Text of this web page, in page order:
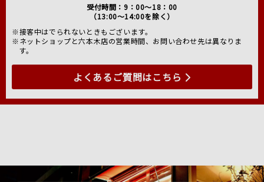
受付時間：9：00～18：00
（13:00～14:00を除く）
※接客中はでられないときもございます。
※ネットショップと六本木店の営業時間、お問い合わせ先は異なりま
す。
よくあるご質問はこちら